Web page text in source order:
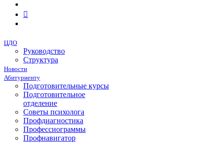
ЦДО
Руководство
Структура
Новости
Абитуриенту
Подготовительные курсы
Подготовительное
отделение
Советы психолога
Профдиагностика
Профессиограммы
Профнавигатор